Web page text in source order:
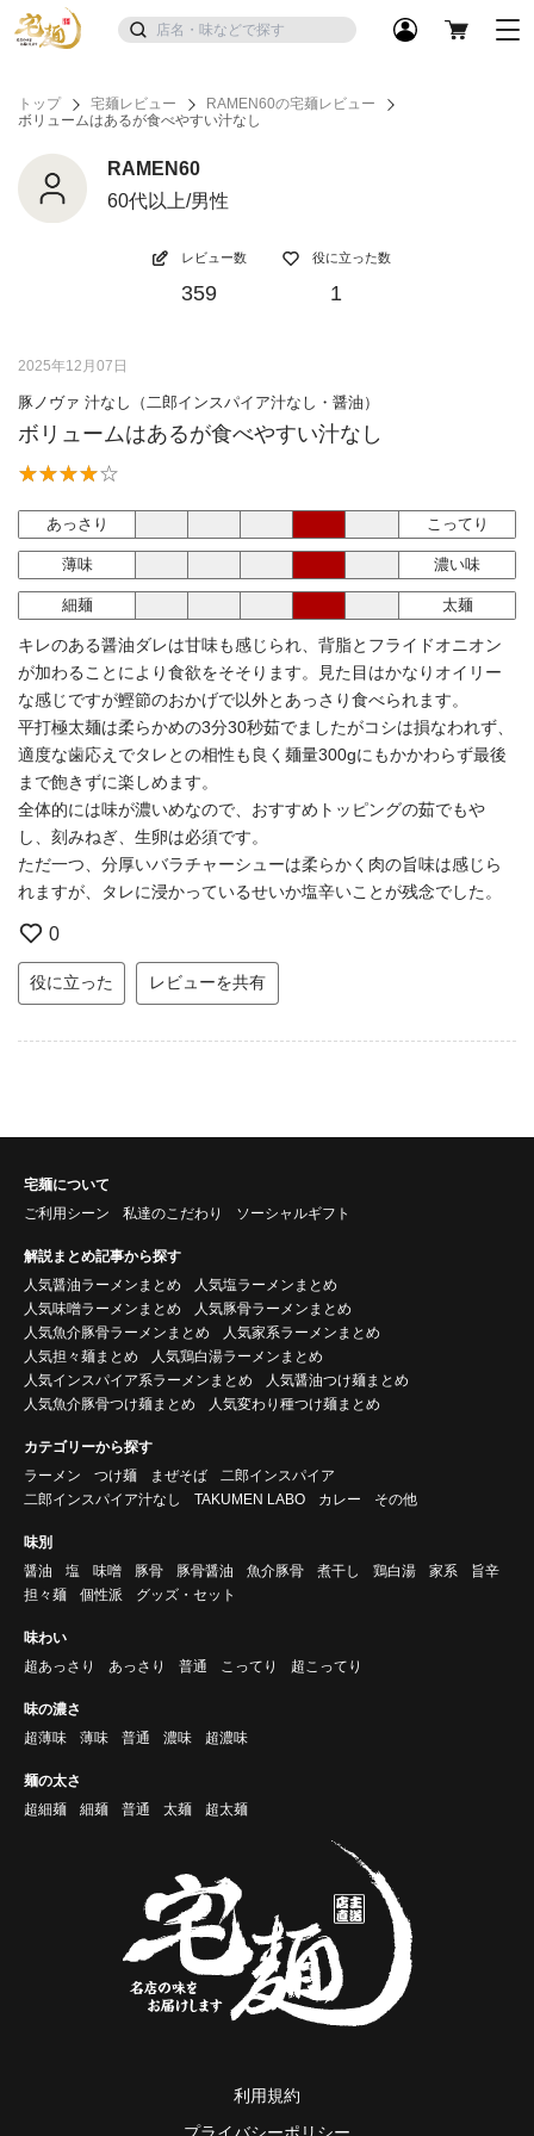
トップ 宅麺レビュー
RAMEN60の宅麺レビュー
ボリュームはあるが食べやすい汁なし
RAMEN60
60代以上/男性
レビュー数
359
役に立った数
1
2025年12月07日
豚ノヴァ 汁なし（二郎インスパイア汁なし・醤油）
ボリュームはあるが食べやすい汁なし
あっさり こってり
薄味 濃い味
細麺 太麺
キレのある醤油ダレは甘味も感じられ、背脂とフライドオニオン
が加わることにより食欲をそそります。見た目はかなりオイリー
な感じですが鰹節のおかげで以外とあっさり食べられます。
平打極太麺は柔らかめの3分30秒茹でましたがコシは損なわれず、
適度な歯応えでタレとの相性も良く麺量300gにもかかわらず最後
まで飽きずに楽しめます。
全体的には味が濃いめなので、おすすめトッピングの茹でもや
し、刻みねぎ、生卵は必須です。
ただ一つ、分厚いバラチャーシューは柔らかく肉の旨味は感じら
れますが、タレに浸かっているせいか塩辛いことが残念でした。
0
役に立った レビューを共有
宅麺について
ご利用シーン
私達のこだわり ソーシャルギフト
解説まとめ記事から探す
人気醤油ラーメンまとめ
人気塩ラーメンまとめ
人気味噌ラーメンまとめ
人気豚骨ラーメンまとめ
人気魚介豚骨ラーメンまとめ
人気家系ラーメンまとめ
人気担々麺まとめ
人気鶏白湯ラーメンまとめ
人気インスパイア系ラーメンまとめ
人気醤油つけ麺まとめ
人気魚介豚骨つけ麺まとめ
人気変わり種つけ麺まとめ
カテゴリーから探す
ラーメン
つけ麺 まぜそば
二郎インスパイア
二郎インスパイア汁なし
TAKUMEN LABO カレー その他
味別
醤油
塩 味噌 豚骨 豚骨醤油 魚介豚骨 煮干し 鶏白湯 家系
旨辛
担々麺
個性派 グッズ・セット
味わい
超あっさり
あっさり 普通 こってり 超こってり
味の濃さ
超薄味
薄味 普通 濃味 超濃味
麺の太さ
超細麺
細麺 普通 太麺 超太麺
利用規約